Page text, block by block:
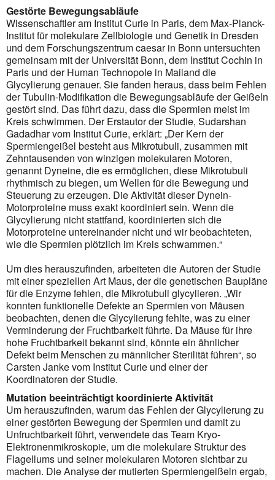
Gestörte Bewegungsabläufe
Wissenschaftler am Institut Curie in Paris, dem Max-Planck-
Institut für molekulare Zellbiologie und Genetik in Dresden
und dem Forschungszentrum caesar in Bonn untersuchten
gemeinsam mit der Universität Bonn, dem Institut Cochin in
Paris und der Human Technopole in Mailand die
Glycylierung genauer. Sie fanden heraus, dass beim Fehlen
der Tubulin-Modifikation die Bewegungsabläufe der Geißeln
gestört sind. Das führt dazu, dass die Spermien meist im
Kreis schwimmen. Der Erstautor der Studie, Sudarshan
Gadadhar vom Institut Curie, erklärt: „Der Kern der
Spermiengeißel besteht aus Mikrotubuli, zusammen mit
Zehntausenden von winzigen molekularen Motoren,
genannt Dyneine, die es ermöglichen, diese Mikrotubuli
rhythmisch zu biegen, um Wellen für die Bewegung und
Steuerung zu erzeugen. Die Aktivität dieser Dynein-
Motorproteine muss exakt koordiniert sein. Wenn die
Glycylierung nicht stattfand, koordinierten sich die
Motorproteine untereinander nicht und wir beobachteten,
wie die Spermien plötzlich im Kreis schwammen.“
Um dies herauszufinden, arbeiteten die Autoren der Studie
mit einer speziellen Art Maus, der die gene­tischen Baupläne
für die Enzyme fehlen, die Mikrotubuli glycylieren. „Wir
konnten funktionelle Defekte an Spermien von Mäusen
beobachten, denen die Glycylierung fehlte, was zu einer
Vermin­derung der Fruchtbarkeit führte. Da Mäuse für ihre
hohe Fruchtbarkeit bekannt sind, könnte ein ähnlicher
Defekt beim Menschen zu männlicher Sterilität führen“, so
Carsten Janke vom Institut Curie und einer der
Koordinatoren der Studie.
Mutation beeinträchtigt koordinierte Aktivität
Um herauszufinden, warum das Fehlen der Glycylierung zu
einer gestörten Bewegung der Spermien und damit zu
Unfruchtbarkeit führt, verwendete das Team Kryo-
Elektronenmikroskopie, um die molekulare Struktur des
Flagellums und seiner molekularen Motoren sichtbar zu
machen. Die Analyse der mutierten Spermiengeißeln ergab,